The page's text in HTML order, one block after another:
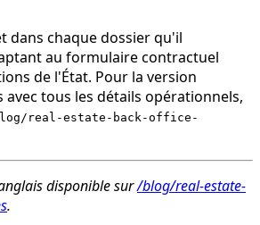
dans chaque dossier qu'il
au formulaire contractuel
de l'État. Pour la version
avec tous les détails opérationnels,
real-estate-back-office-
disponible sur/blog/real-estate-
.